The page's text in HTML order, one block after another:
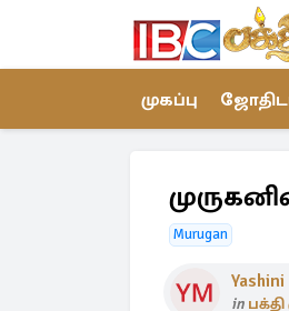
முகப்பு
Murugan
Yashini
in பக்தி